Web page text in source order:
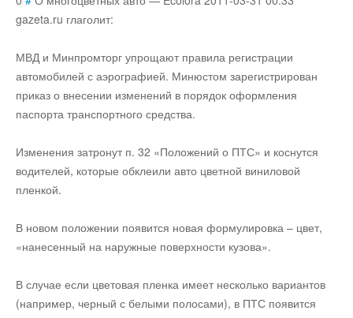
Языки
Lietuviškai
English
Deutsch
gazeta.ru глаголит:
МВД и Минпромторг упрощают правила регистрации
автомобилей с аэрографией. Минюстом зарегистрирован
приказ о внесении изменений в порядок оформления
паспорта транспортного средства.
Изменения затронут п. 32 «Положений о ПТС» и коснутся
водителей, которые обклеили авто цветной виниловой
пленкой.
В новом положении появится новая формулировка – цвет,
«нанесенный на наружные поверхности кузова».
В случае если цветовая пленка имеет несколько вариантов
(например, черный с белыми полосами), в ПТС появится